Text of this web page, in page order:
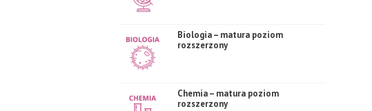
Biologia – matura poziom
rozszerzony
Chemia – matura poziom
rozszerzony